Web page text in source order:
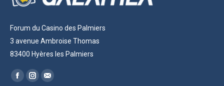
Forum du Casino des Palmiers
3 avenue Ambroise Thomas
83400 Hyères les Palmiers
Trouvez nous sur :
Facebook
Instagram
Mail